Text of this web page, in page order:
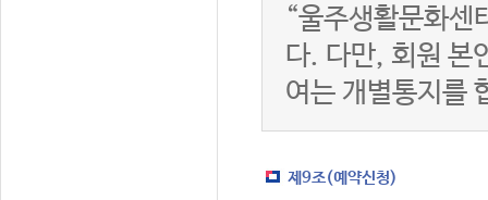
“울주생활문화센
다. 다만, 회원 본
여는 개별통지를
제9조(예약신청)